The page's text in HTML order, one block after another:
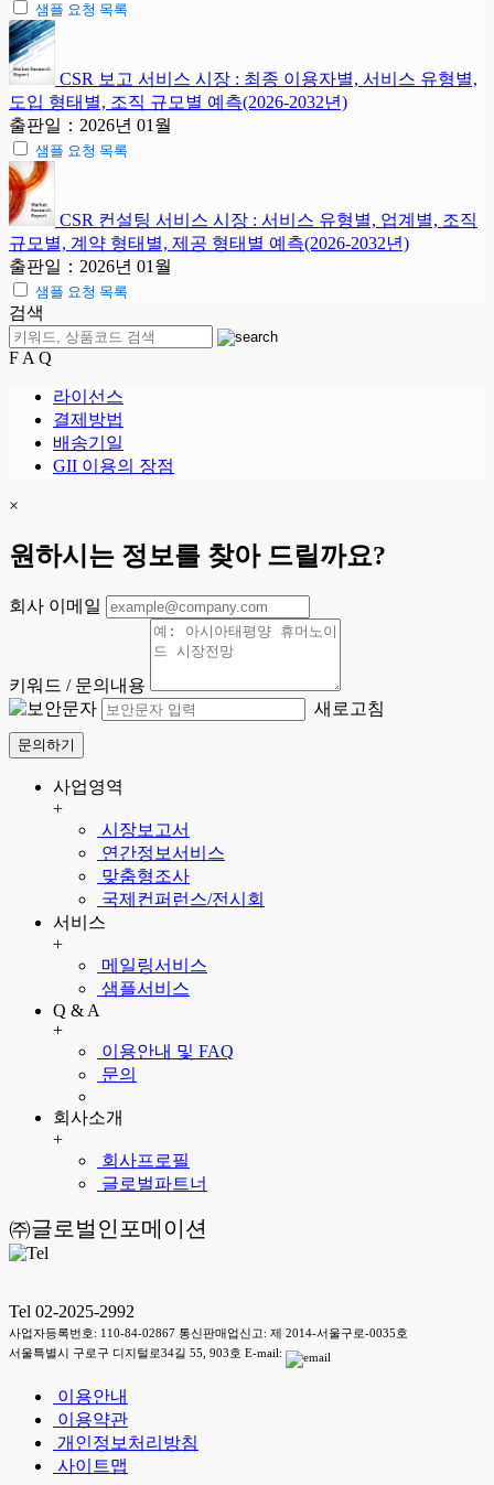
샘플 요청 목록
CSR 보고 서비스 시장 : 최종 이용자별, 서비스 유형별,
도입 형태별, 조직 규모별 예측(2026-2032년)
출판일：2026년 01월
샘플 요청 목록
CSR 컨설팅 서비스 시장 : 서비스 유형별, 업계별, 조직
규모별, 계약 형태별, 제공 형태별 예측(2026-2032년)
출판일：2026년 01월
샘플 요청 목록
검색
F A Q
라이선스
결제방법
배송기일
GII 이용의 장점
×
원하시는 정보를 찾아 드릴까요?
회사 이메일
키워드 / 문의내용
새로고침
문의하기
사업영역
+
시장보고서
연간정보서비스
맞춤형조사
국제컨퍼런스/전시회
서비스
+
메일링서비스
샘플서비스
Q & A
+
이용안내 및 FAQ
문의
회사소개
+
회사프로필
글로벌파트너
㈜글로벌인포메이션
Tel 02-2025-2992
사업자등록번호: 110-84-02867 통신판매업신고: 제 2014-서울구로-0035호
서울특별시 구로구 디지털로34길 55, 903호 E-mail:
이용안내
이용약관
개인정보처리방침
사이트맵